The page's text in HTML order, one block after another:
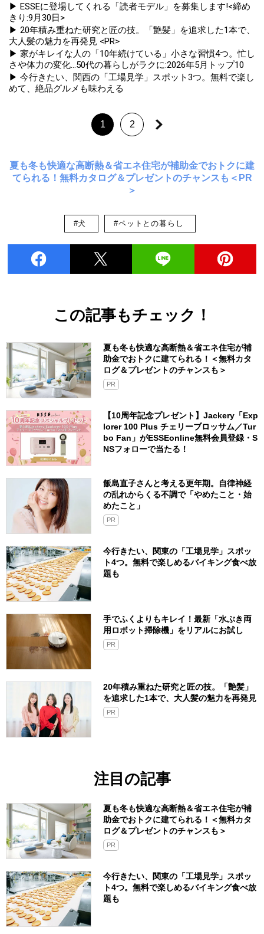
▶ ESSEに登場してくれる「読者モデル」を募集します!<締め
きり:9月30日>
▶ 20年積み重ねた研究と匠の技。「艶髪」を追求した1本で、
大人髪の魅力を再発見 <PR>
▶ 家がキレイな人の「10年続けている」小さな習慣4つ。忙し
さや体力の変化...50代の暮らしがラクに:2026年5月トップ10
▶ 今行きたい、関西の「工場見学」スポット3つ。無料で楽し
めて、絶品グルメも味わえる
1 2
夏も冬も快適な高断熱＆省エネ住宅が補助金でおトクに建
てられる！無料カタログ＆プレゼントのチャンスも＜PR
＞
#犬 #ペットとの暮らし
この記事もチェック！
夏も冬も快適な高断熱＆省エネ住宅が補
助金でおトクに建てられる！＜無料カタ
ログ＆プレゼントのチャンスも＞
PR
【10周年記念プレゼント】Jackery「Exp
lorer 100 Plus チェリーブロッサム／Tur
bo Fan」がESSEonline無料会員登録・S
NSフォローで当たる！
飯島直子さんと考える更年期。自律神経
の乱れからくる不調で「やめたこと・始
めたこと」
PR
今行きたい、関東の「工場見学」スポッ
ト4つ。無料で楽しめるバイキング食べ放
題も
手でふくよりもキレイ！最新「水ぶき両
用ロボット掃除機」をリアルにお試し
PR
20年積み重ねた研究と匠の技。「艶髪」
を追求した1本で、大人髪の魅力を再発見
PR
注目の記事
夏も冬も快適な高断熱＆省エネ住宅が補
助金でおトクに建てられる！＜無料カタ
ログ＆プレゼントのチャンスも＞
PR
今行きたい、関東の「工場見学」スポッ
ト4つ。無料で楽しめるバイキング食べ放
題も